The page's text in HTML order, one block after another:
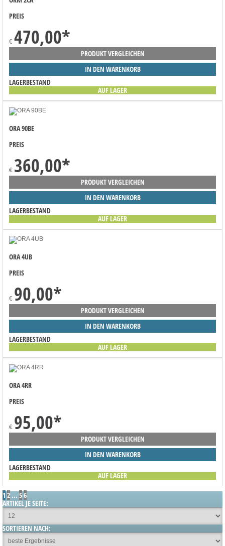
PREIS
€ 470,00*
PRODUKT VERGLEICHEN
IN DEN WARENKORB
LAGERBESTAND
AUF LAGER
ORA 90BE
PREIS
€ 360,00*
PRODUKT VERGLEICHEN
IN DEN WARENKORB
LAGERBESTAND
AUF LAGER
ORA 4UB
PREIS
€ 90,00*
PRODUKT VERGLEICHEN
IN DEN WARENKORB
LAGERBESTAND
AUF LAGER
ORA 4RR
PREIS
€ 95,00*
PRODUKT VERGLEICHEN
IN DEN WARENKORB
LAGERBESTAND
AUF LAGER
1 2 ... 56
ARTIKEL JE SEITE:
SORTIEREN NACH: